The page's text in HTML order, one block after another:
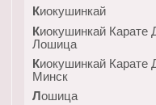
Киокушинкай
Киокушинкай Карате До
Лошица
Киокушинкай Карате До
Минск
Лошица